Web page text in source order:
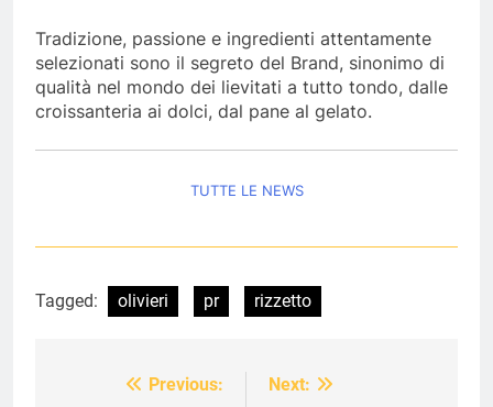
Tradizione, passione e ingredienti attentamente
selezionati sono il segreto del Brand, sinonimo di
qualità nel mondo dei lievitati a tutto tondo, dalle
croissanteria ai dolci, dal pane al gelato.
TUTTE LE NEWS
Tagged: olivieri pr rizzetto
Navigazione
Previous:
Next: